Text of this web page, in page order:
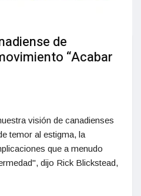
de
“Acabar
visión de canadienses
temor al estigma, la
que a menudo
dijo Rick Blickstead,